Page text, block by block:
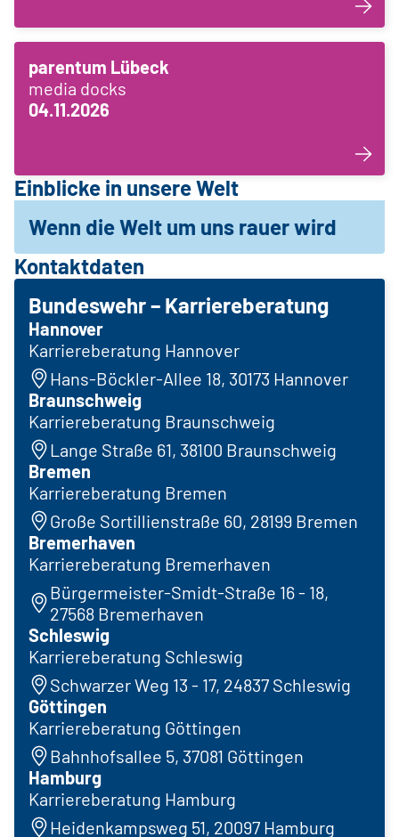
parentum Lübeck
media docks
04.11.2026
Einblicke in unsere Welt
Wenn die Welt um uns rauer wird
Kontaktdaten
Bundeswehr – Karriereberatung
Hannover
Karriereberatung Hannover
Hans-Böckler-Allee 18, 30173 Hannover
Braunschweig
Karriereberatung Braunschweig
Lange Straße 61, 38100 Braunschweig
Bremen
Karriereberatung Bremen
Große Sortillienstraße 60, 28199 Bremen
Bremerhaven
Karriereberatung Bremerhaven
Bürgermeister-Smidt-Straße 16 - 18,
27568 Bremerhaven
Schleswig
Karriereberatung Schleswig
Schwarzer Weg 13 - 17, 24837 Schleswig
Göttingen
Karriereberatung Göttingen
Bahnhofsallee 5, 37081 Göttingen
Hamburg
Karriereberatung Hamburg
Heidenkampsweg 51, 20097 Hamburg